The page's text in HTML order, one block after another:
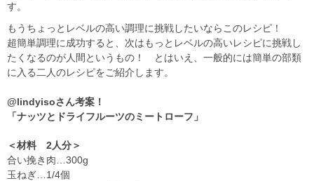
す。
もうちょっとレベルの高い調理に挑戦したいならこのレシピ！
超簡単調理に成功すると、次はもっとレベルの高いレシピに挑戦し
たくなるのが人間というもの！ とはいえ、一般的には簡単の部類
に入る二人のレシピをご紹介します。
@lindyisoさん考案！
「ナッツとドライフルーツのミートローフ」
＜材料 2人分＞
合い挽き肉…300g
玉ねぎ…1/4個